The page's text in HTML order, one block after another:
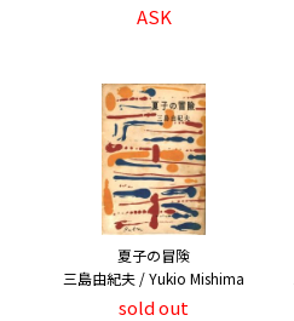
ASK
夏子の冒険
三島由紀夫 / Yukio Mishima
sold out